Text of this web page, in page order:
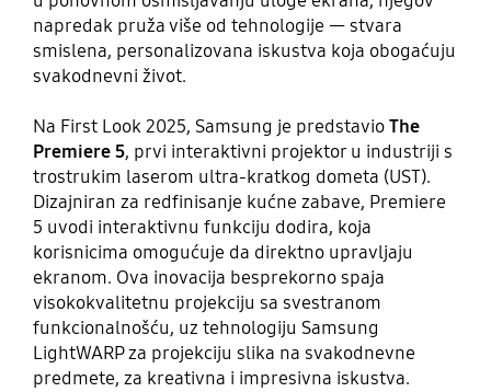
napredak pruža više od tehnologije — stvara
smislena, personalizovana iskustva koja obogaćuju
svakodnevni život.
Na First Look 2025, Samsung je predstavioThe
Premiere 5, prvi interaktivni projektor u industriji s
trostrukim laserom ultra-kratkog dometa (UST).
Dizajniran za redfinisanje kućne zabave, Premiere
5 uvodi interaktivnu funkciju dodira, koja
korisnicima omogućuje da direktno upravljaju
ekranom. Ova inovacija besprekorno spaja
visokokvalitetnu projekciju sa svestranom
funkcionalnošću, uz tehnologiju Samsung
LightWARP za projekciju slika na svakodnevne
predmete, za kreativna i impresivna iskustva.